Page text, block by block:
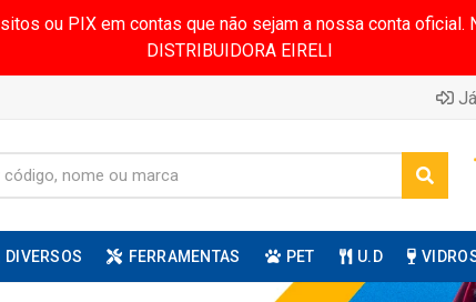
ou PIX em contas que não sejam a nossa conta
DISTRIBUIDORA EIRELI
DIVERSOS FERRAMENTAS PET U.D